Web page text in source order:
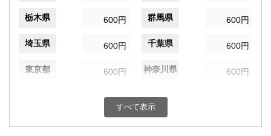
栃木県 600円 群馬県 600円
埼玉県 600円 千葉県 600円
東京都 600円 神奈川県 600円
600円 富山県
すべて表示